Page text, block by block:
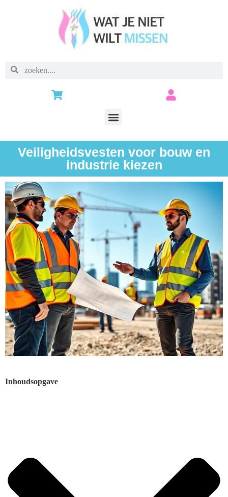
Veiligheidsvesten voor bouw en
industrie kiezen
Inhoudsopgave